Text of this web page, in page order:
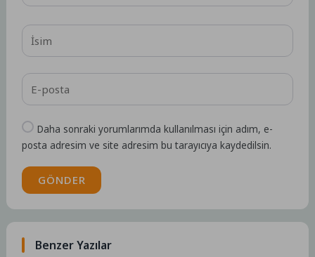
Daha sonraki yorumlarımda kullanılması için adım, e-
posta adresim ve site adresim bu tarayıcıya kaydedilsin.
GÖNDER
Benzer Yazılar